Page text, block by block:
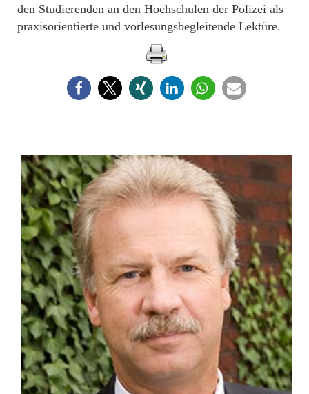
den Studierenden an den Hochschulen der Polizei als
praxisorientierte und vorlesungsbegleitende Lektüre.